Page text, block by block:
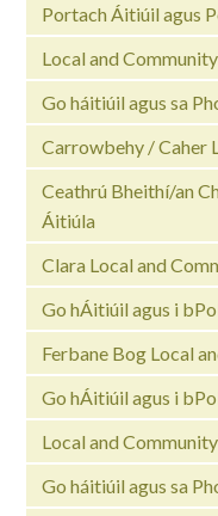
Portach Áitiúil agus
Local and Community
Go háitiúil agus sa
Carrowbehy / Caher
Ceathrú Bheithí/an
Áitiúla
Clara Local and
Go hÁitiúil agus i
Ferbane Bog Local
Go hÁitiúil agus i
Local and Community
Go háitiúil agus sa